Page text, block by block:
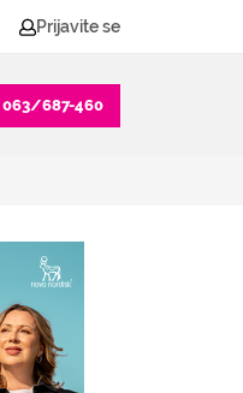
Prijavite se
063/687-460